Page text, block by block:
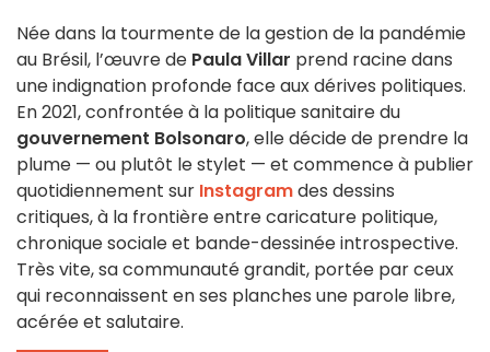
Née dans la tourmente de la gestion de la pandémie
au Brésil, l’œuvre de Paula Villar prend racine dans
une indignation profonde face aux dérives politiques.
En 2021, confrontée à la politique sanitaire du
gouvernement Bolsonaro, elle décide de prendre la
plume — ou plutôt le stylet — et commence à publier
quotidiennement sur Instagramdes dessins
critiques, à la frontière entre caricature politique,
chronique sociale et bande-dessinée introspective.
Très vite, sa communauté grandit, portée par ceux
qui reconnaissent en ses planches une parole libre,
acérée et salutaire.